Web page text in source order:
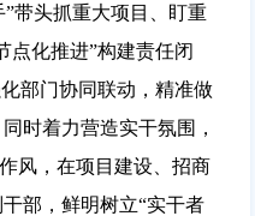
带头抓重大项目、盯重
点化推进”构建责任闭
部门协同联动，精准做
时着力营造实干氛围，
风，在项目建设、招商
部，鲜明树立“实干者